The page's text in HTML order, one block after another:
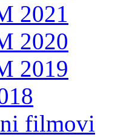
2021
2020
2019
filmovi